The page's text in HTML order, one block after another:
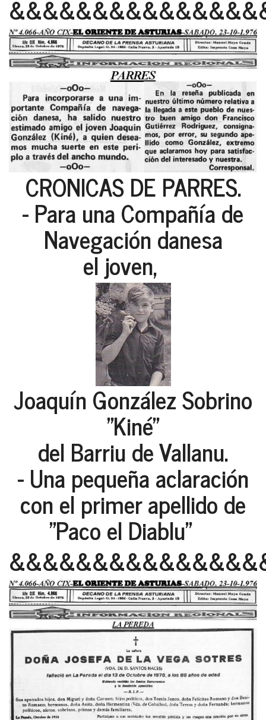
CRONICAS DE PARRES.
- Para una Compañía de
Navegación danesa
el joven,
Joaquín González Sobrino
"Kiné"
del Barriu de Vallanu.
- Una pequeña aclaración
con el primer apellido de
"Paco el Diablu"